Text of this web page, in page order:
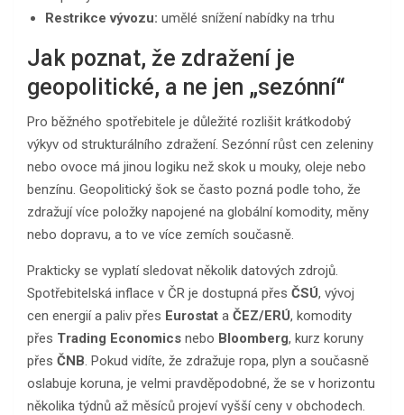
Restrikce vývozu: umělé snížení nabídky na trhu
Jak poznat, že zdražení je
geopolitické, a ne jen „sezónní“
Pro běžného spotřebitele je důležité rozlišit krátkodobý
výkyv od strukturálního zdražení. Sezónní růst cen zeleniny
nebo ovoce má jinou logiku než skok u mouky, oleje nebo
benzínu. Geopolitický šok se často pozná podle toho, že
zdražují více položky napojené na globální komodity, měny
nebo dopravu, a to ve více zemích současně.
Prakticky se vyplatí sledovat několik datových zdrojů.
Spotřebitelská inflace v ČR je dostupná přes ČSÚ, vývoj
cen energií a paliv přes Eurostat a ČEZ/ERÚ, komodity
přes Trading Economics nebo Bloomberg, kurz koruny
přes ČNB. Pokud vidíte, že zdražuje ropa, plyn a současně
oslabuje koruna, je velmi pravděpodobné, že se v horizontu
několika týdnů až měsíců projeví vyšší ceny v obchodech.